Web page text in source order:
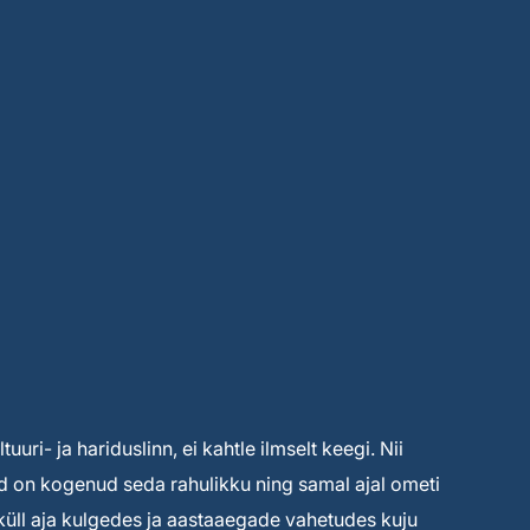
ja hariduslinn, ei kahtle ilmselt keegi. Nii
kogenud seda rahulikku ning samal ajal ometi
aja kulgedes ja aastaaegade vahetudes kuju